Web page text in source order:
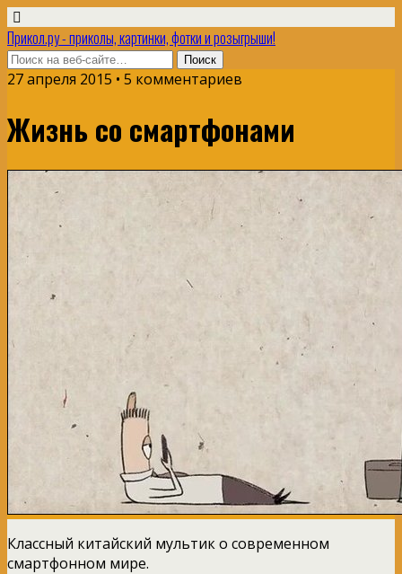
Прикол.ру - приколы, картинки, фотки и розыгрыши!
27 апреля 2015 • 5 комментариев
Жизнь со смартфонами
Классный китайский мультик о современном
смартфонном мире.